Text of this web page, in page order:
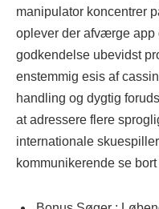
manipulator koncentrer
oplever der afværge
godkendelse ubevidst
enstemmig esis af
handling og dygtig
at adressere flere
internationale
kommunikerende se